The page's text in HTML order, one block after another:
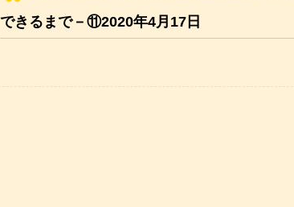
できるまで－⑪2020年4月17日